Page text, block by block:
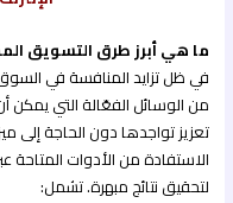
ما هي أبرز طرق التسويق
في ظل تزايد المنافسة في
من الوسائل الفعّالة التي
تعزيز تواجدها دون الحاجة إلى
الاستفادة من الأدوات المتاحة
لتحقيق نتائج مبهرة. تشمل: